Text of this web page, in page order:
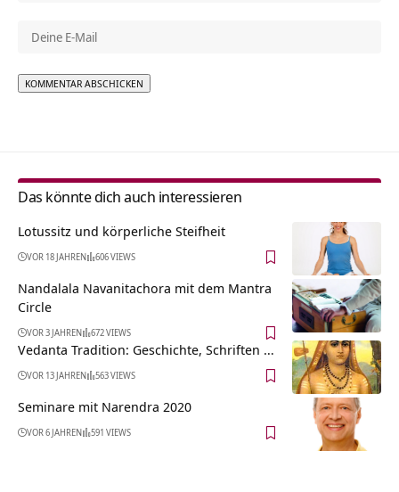
Das könnte dich auch interessieren
Lotussitz und körperliche Steifheit
VOR 18 JAHREN 606 VIEWS
Nandalala Navanitachora mit dem Mantra
Circle
VOR 3 JAHREN 672 VIEWS
Vedanta Tradition: Geschichte, Schriften …
VOR 13 JAHREN 563 VIEWS
Seminare mit Narendra 2020
VOR 6 JAHREN 591 VIEWS